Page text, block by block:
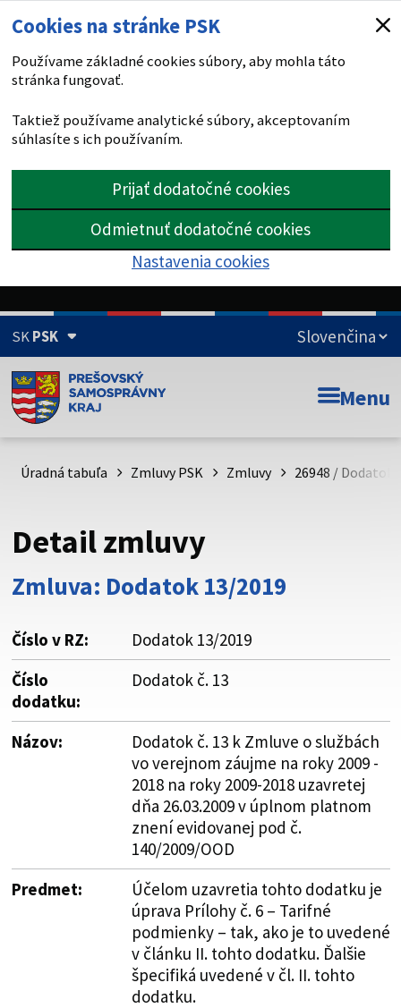
Cookies na stránke PSK
Používame základné cookies súbory, aby mohla táto
stránka fungovať.
Taktiež používame analytické súbory, akceptovaním
súhlasíte s ich používaním.
Prijať dodatočné cookies
Odmietnuť dodatočné cookies
Nastavenia cookies
SKPSK
Doména psk.sk je oficiálna
Toto je oficiálna webová stránka Prešovského
psk.sk.
Buďte pozorní a vždy sa uistite, že zdieľate informácie iba
cez zabezpečenú webovú stránku. Zabezpečená stránka
vždy začína https:// pred názvom domény webového sídla.
Menu
Úradná tabuľa Zmluvy PSK Zmluvy 26948 / Dodatok
Detail zmluvy
Zmluva: Dodatok 13/2019
Číslo v RZ:
Dodatok 13/2019
Číslo
dodatku:
Dodatok č. 13
Názov:
Dodatok č. 13 k Zmluve o službách
vo verejnom záujme na roky 2009 -
2018 na roky 2009-2018 uzavretej
dňa 26.03.2009 v úplnom platnom
znení evidovanej pod č.
140/2009/OOD
Predmet:
Účelom uzavretia tohto dodatku je
úprava Prílohy č. 6 – Tarifné
podmienky – tak, ako je to uvedené
v článku II. tohto dodatku. Ďalšie
špecifiká uvedené v čl. II. tohto
dodatku.